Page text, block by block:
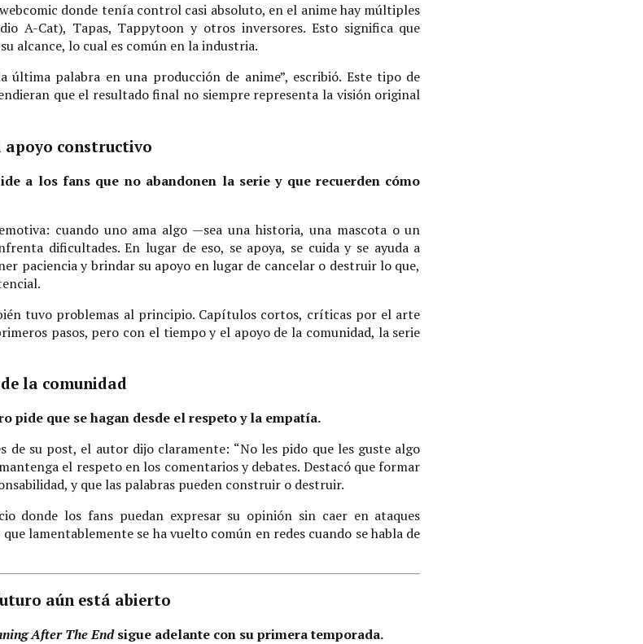
donde tenía control casi absoluto, en el anime hay múltiples
A-Cat), Tapas, Tappytoon y otros inversores. Esto significa que
alcance, lo cual es común en la industria.
última palabra en una producción de anime”, escribió. Este tipo de
que el resultado final no siempre representa la visión original
apoyo constructivo
a los fans que no abandonen la serie y que recuerden cómo
cuando uno ama algo —sea una historia, una mascota o un
dificultades. En lugar de eso, se apoya, se cuida y se ayuda a
paciencia y brindar su apoyo en lugar de cancelar o destruir lo que,
tuvo problemas al principio. Capítulos cortos, críticas por el arte
pasos, pero con el tiempo y el apoyo de la comunidad, la serie
la comunidad
pide que se hagan desde el respeto y la empatía.
de su post, el autor dijo claramente: “No les pido que les guste algo
el respeto en los comentarios y debates. Destacó que formar
y que las palabras pueden construir o destruir.
donde los fans puedan expresar su opinión sin caer en ataques
lamentablemente se ha vuelto común en redes cuando se habla de
aún está abierto
After The Endsigue adelante con su primera temporada.